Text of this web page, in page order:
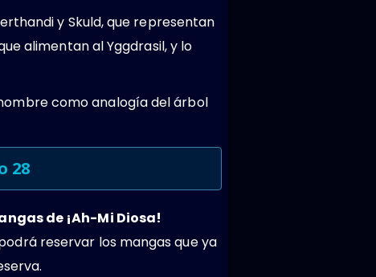
y Skuld, que representan
alimentan al Yggdrasil, y lo
como analogía del árbol
28
de ¡Ah-Mi Diosa!
reservar los mangas que ya